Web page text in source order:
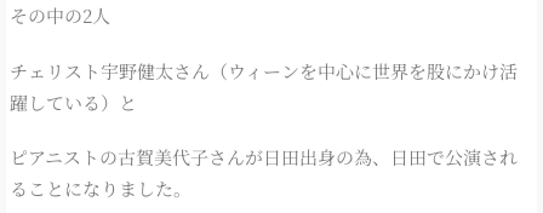
その中の2人
チェリスト宇野健太さん（ウィーンを中心に世界を股にかけ活
躍している）と
ピアニストの古賀美代子さんが日田出身の為、日田で公演され
ることになりました。